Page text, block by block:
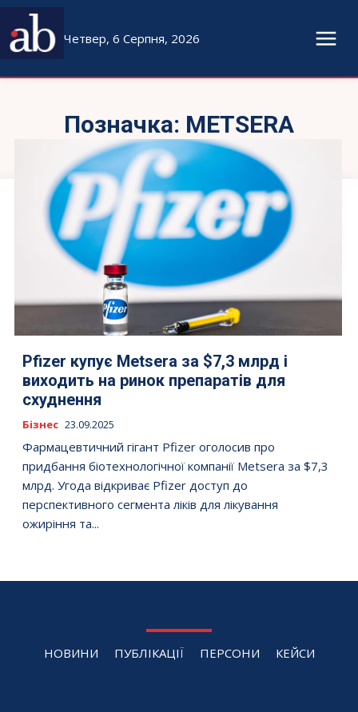
Четвер, 6 Серпня, 2026
Позначка: METSERA
Pfizer купує Metsera за $7,3 млрд і
виходить на ринок препаратів для
схуднення
Бізнес 23.09.2025
Фармацевтичний гігант Pfizer оголосив про
придбання біотехнологічної компанії Metsera за $7,3
млрд. Угода відкриває Pfizer доступ до
перспективного сегмента ліків для лікування
ожиріння та...
НОВИНИ ПУБЛІКАЦІЇ ПЕРСОНИ КЕЙСИ